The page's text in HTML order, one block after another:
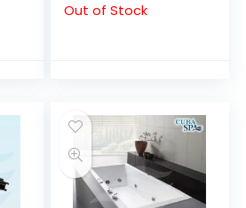
Out of Stock